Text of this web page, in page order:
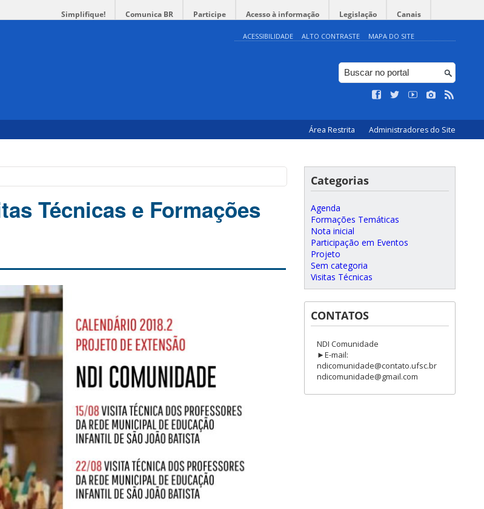
Simplifique! Comunica BR Participe Acesso à informação Legislação Canais
ACESSIBILIDADE ALTO CONTRASTE MAPA DO SITE
Área Restrita Administradores do Site
Técnicas e Formações
Categorias
Agenda
Formações Temáticas
Nota inicial
Participação em Eventos
Projeto
Sem categoria
Visitas Técnicas
CONTATOS
NDI Comunidade
►E-mail:
ndicomunidade@contato.ufsc.br
ndicomunidade@gmail.com